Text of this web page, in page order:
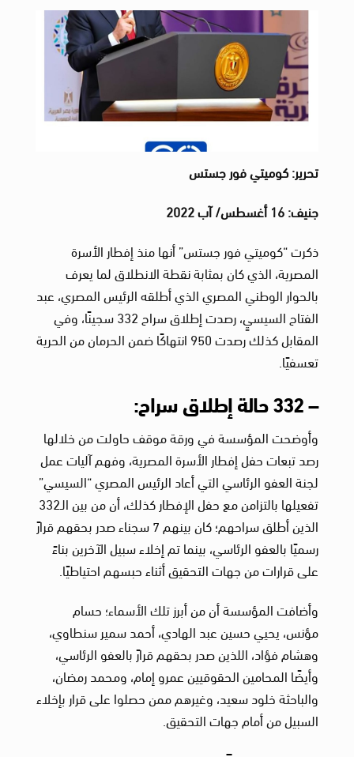
تحرير: كوميتي فور جستس
جنيف: 16 أغسطس/ آب 2022
ذكرت “كوميتي فور جستس” أنها منذ إفطار الأسرة
المصرية، الذي كان بمثابة نقطة الانطلاق لما يعرف
بالحوار الوطني المصري الذي أطلقه الرئيس المصري، عبد
الفتاح السيسيٍ، رصدت إطلاق سراح 332 سجينًا، وفي
المقابل كذلك رصدت 950 انتهاكًا ضمن الحرمان من الحرية
تعسفيًا.
– 332 حالة إطلاق سراح:
وأوضحت المؤسسة في ورقة موقف حاولت من خلالها
رصد تبعات حفل إفطار الأسرة المصرية، وفهم آليات عمل
لجنة العفو الرئاسي التي أعاد الرئيس المصري “السيسي”
تفعيلها بالتزامن مع حفل الإفطار كذلك، أن من بين الـ332
الذين أطلق سراحهم؛ كان بينهم 7 سجناء صدر بحقهم قرارً
رسميًا بالعفو الرئاسي، بينما تم إخلاء سبيل الآخرين بناءً
على قرارات من جهات التحقيق أثناء حبسهم احتياطيًا.
وأضافت المؤسسة أن من أبرز تلك الأسماء؛ حسام
مؤنس، يحيي حسين عبد الهادي، أحمد سمير سنطاوي،
وهشام فؤاد، اللذين صدر بحقهم قرارً بالعفو الرئاسي،
وأيضًا المحامين الحقوقيين عمرو إمام، ومحمد رمضان،
والباحثة خلود سعيد، وغيرهم ممن حصلوا على قرار بإخلاء
السبيل من أمام جهات التحقيق.